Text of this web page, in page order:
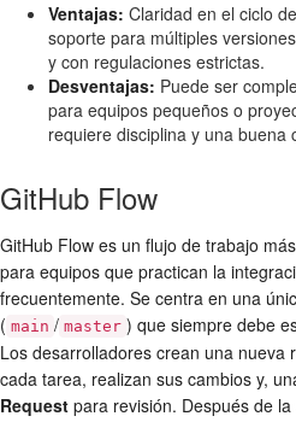
Ventajas: Claridad en el ciclo
soporte para múltiples
y con regulaciones estrictas.
Desventajas: Puede ser
para equipos pequeños o
requiere disciplina y una buena
GitHub Flow
GitHub Flow es un flujo de trabajo
para equipos que practican la
frecuentemente. Se centra en una
( main / master ) que siempre debe
Los desarrolladores crean una nueva
cada tarea, realizan sus cambios y,
Request para revisión. Después de